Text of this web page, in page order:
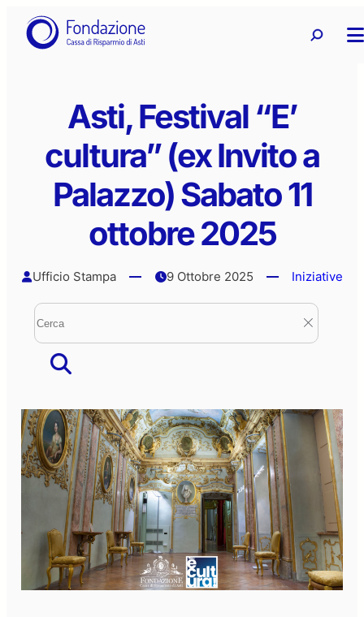
Ricerca
Ricerca
Asti, Festival “E’
cultura” (ex Invito a
Palazzo) Sabato 11
ottobre 2025
Ufficio Stampa 9 Ottobre 2025 Iniziative